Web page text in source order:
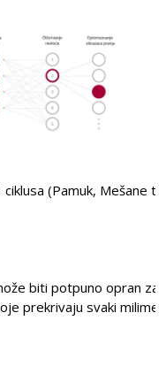
(Pamuk, Mešane
biti potpuno opran
prekrivaju svaki